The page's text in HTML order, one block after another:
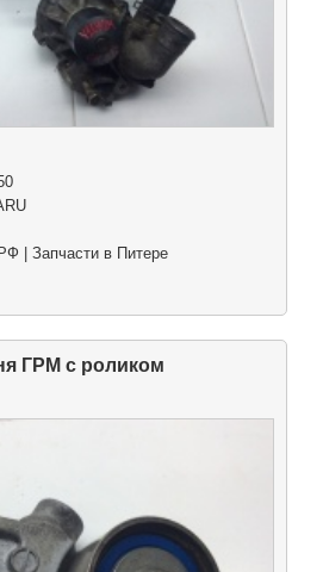
| Запчасти в Питере
ГРМ с роликом